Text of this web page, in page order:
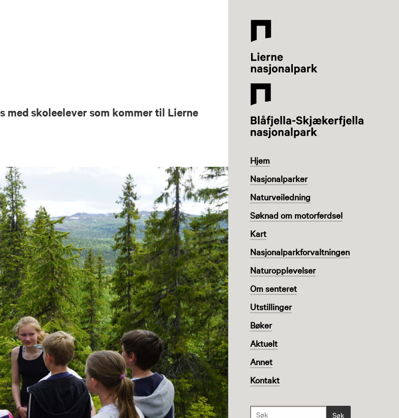
med skoleelever som kommer til Lierne
Lierne
Nasjonalparksenter
Hjem
Nasjonalparker
Naturveiledning
Søknad om motorferdsel
Kart
Nasjonalparkforvaltningen
Naturopplevelser
Om senteret
Utstillinger
Bøker
Aktuelt
Annet
Kontakt